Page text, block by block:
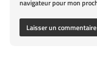
navigateur pour mon